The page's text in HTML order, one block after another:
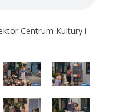
Centrum Kultury i